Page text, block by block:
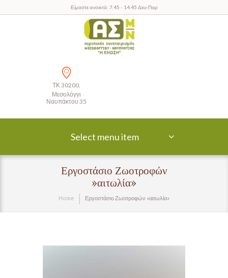
Είμαστε ανοικτά: 7.45 - 14.45 Δευ-Παρ
ΤΚ 30200,
Μεσολόγγι
Ναυπάκτου 35
Select menu item
Εργοστάσιο Ζωοτροφών
»αιτωλία»
Home Εργοστάσιο Ζωοτροφών »αιτωλία»